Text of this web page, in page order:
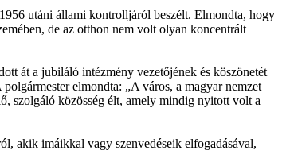
utáni állami kontrolljáról beszélt. Elmondta, hogy
de az otthon nem volt olyan koncentrált
át a jubiláló intézmény vezetőjének és köszönetét
elmondta: „A város, a magyar nemzet
szolgáló közösség élt, amely mindig nyitott volt a
akik imáikkal vagy szenvedéseik elfogadásával,